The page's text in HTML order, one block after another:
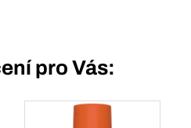
pro Vás: